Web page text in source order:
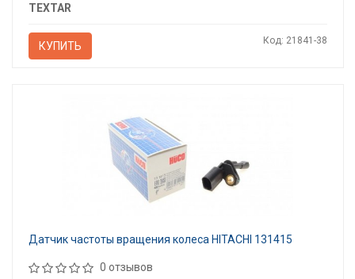
TEXTAR
КУПИТЬ Код: 21841-38
Датчик частоты вращения колеса HITACHI 131415
0 отзывов